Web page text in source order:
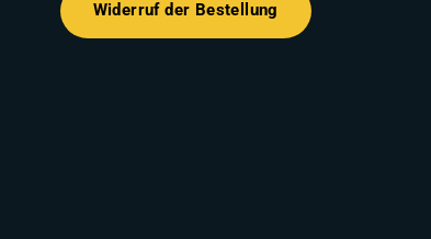
Widerruf der Bestellung